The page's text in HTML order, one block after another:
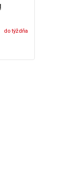
do týždňa